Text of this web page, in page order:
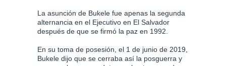
La asunción de Bukele fue apenas la segunda
alternancia en el Ejecutivo en El Salvador
después de que se firmó la paz en 1992.
En su toma de posesión, el 1 de junio de 2019,
Bukele dijo que se cerraba así la posguerra y